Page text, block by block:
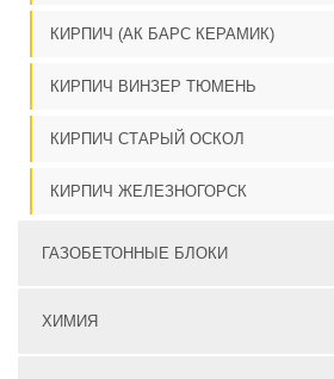
КИРПИЧ (АК БАРС КЕРАМИК)
КИРПИЧ ВИНЗЕР ТЮМЕНЬ
КИРПИЧ СТАРЫЙ ОСКОЛ
КИРПИЧ ЖЕЛЕЗНОГОРСК
ГАЗОБЕТОННЫЕ БЛОКИ
ХИМИЯ